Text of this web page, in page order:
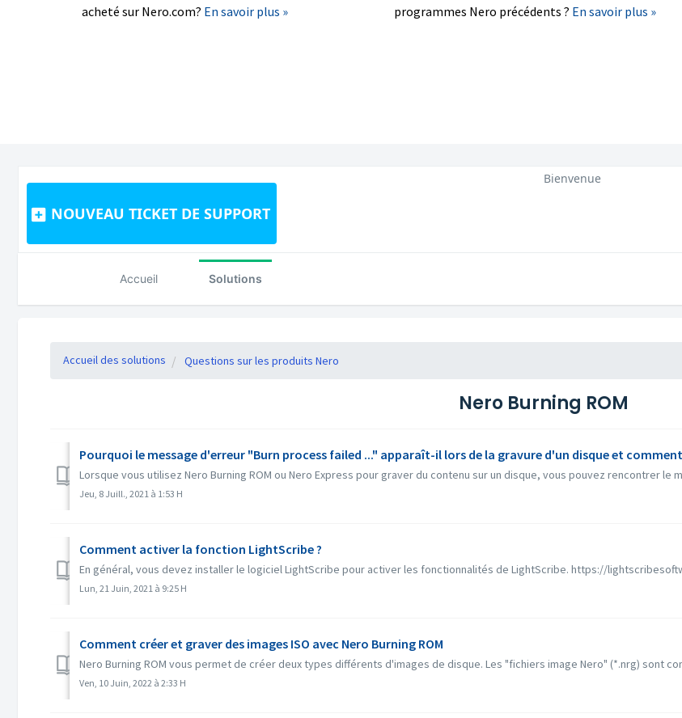
acheté sur Nero.com? En savoir plus »
programmes Nero précédents ? En savoir plus »
NOUVEAU TICKET DE SUPPORT
Bienvenue
Accueil Solutions
Accueil des solutions Questions sur les produits Nero
Nero Burning ROM
Pourquoi le message d'erreur "Burn process failed ..." apparaît-il lors de la gravure d'un disque et
Lorsque vous utilisez Nero Burning ROM ou Nero Express pour graver du contenu sur un disque, vous pouvez rencontrer le
Jeu, 8 Juill., 2021 à 1:53 H
Comment activer la fonction LightScribe ?
En général, vous devez installer le logiciel LightScribe pour activer les fonctionnalités de LightScribe. https://
Lun, 21 Juin, 2021 à 9:25 H
Comment créer et graver des images ISO avec Nero Burning ROM
Nero Burning ROM vous permet de créer deux types différents d'images de disque. Les "fichiers image Nero" (*.nrg) sont
Ven, 10 Juin, 2022 à 2:33 H